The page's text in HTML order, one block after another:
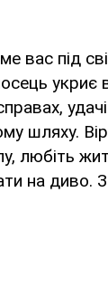
вас під
шляху.
любіть
на диво.